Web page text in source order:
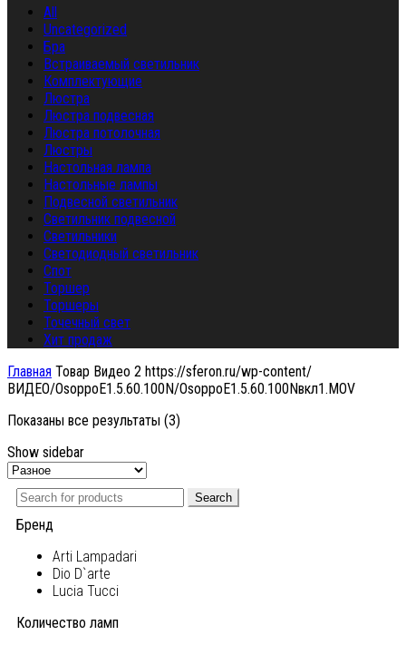
All
Uncategorized
Бра
Встраиваемый светильник
Комплектующие
Люстра
Люстра подвесная
Люстра потолочная
Люстры
Настольная лампа
Настольные лампы
Подвесной светильник
Светильник подвесной
Светильники
Светодиодный светильник
Спот
Торшер
Торшеры
Точечный свет
Хит продаж
Главная Товар Видео 2 https://sferon.ru/wp-content/
ВИДЕО/OsoppoE1.5.60.100N/OsoppoE1.5.60.100Nвкл1.MOV
Показаны все результаты (3)
Show sidebar
Search
Бренд
Arti Lampadari
Dio D`arte
Lucia Tucci
Количество ламп